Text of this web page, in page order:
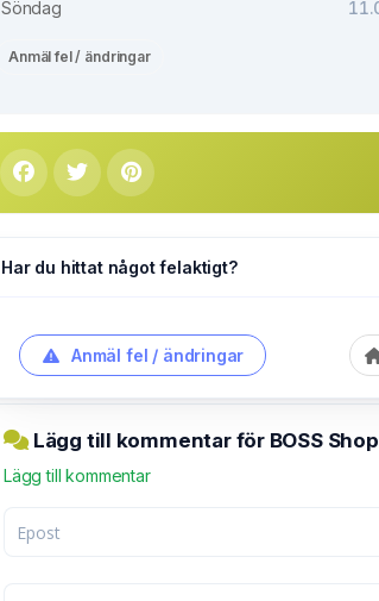
Söndag
Anmäl fel / ändringar
Har du hittat något felaktigt?
Anmäl fel / ändringar
Lägg till kommentar för BOSS
Lägg till kommentar